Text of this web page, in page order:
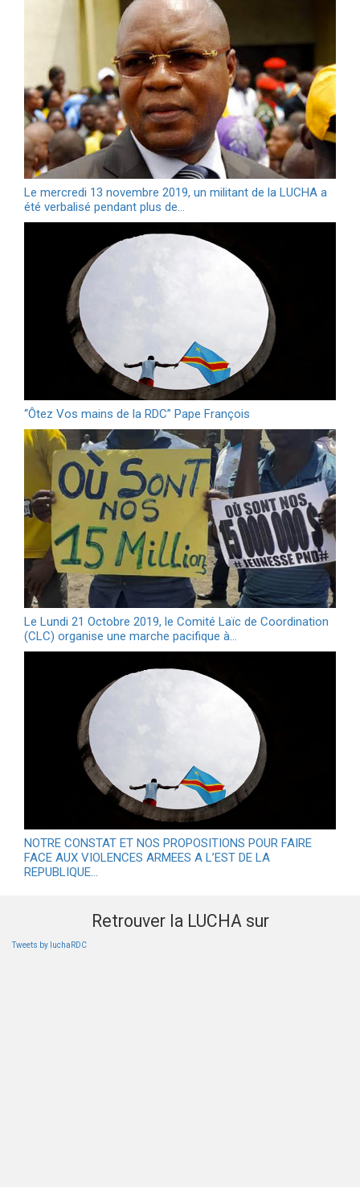
Le mercredi 13 novembre 2019, un militant de la LUCHA a
été verbalisé pendant plus de…
“Ôtez Vos mains de la RDC” Pape François
Le Lundi 21 Octobre 2019, le Comité Laïc de Coordination
(CLC) organise une marche pacifique à…
NOTRE CONSTAT ET NOS PROPOSITIONS POUR FAIRE
FACE AUX VIOLENCES ARMEES A L’EST DE LA
REPUBLIQUE…
Retrouver la LUCHA sur
Tweets by luchaRDC